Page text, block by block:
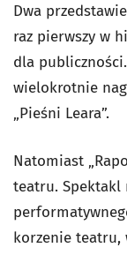
Dwa
raz pierwszy w
dla
wielokrotnie
„Pieśni Leara”.
Natomiast
teatru. Spektakl
korzenie